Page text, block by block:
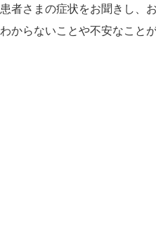
患者さまの症状をお聞きし、
わからないことや不安なこと